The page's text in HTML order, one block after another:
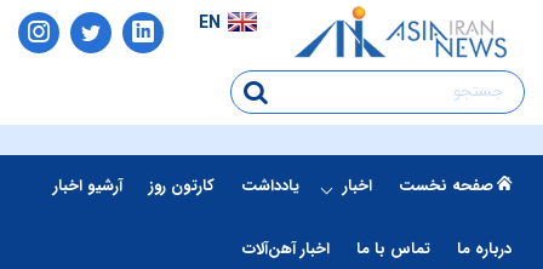
EN
صفحه نخست اخبار یادداشت کارتون روز آرشیو اخبار
درباره ما تماس با ما اخبار آهن‌آلات